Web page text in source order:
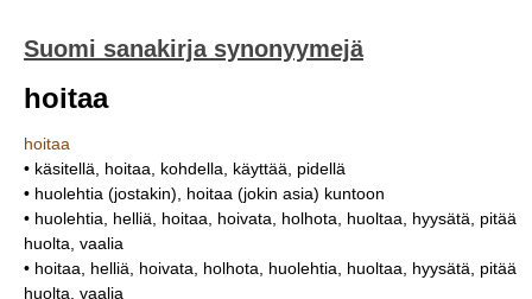
Suomi sanakirja synonyymejä
hoitaa
hoitaa
• käsitellä, hoitaa, kohdella, käyttää, pidellä
• huolehtia (jostakin), hoitaa (jokin asia) kuntoon
• huolehtia, helliä, hoitaa, hoivata, holhota, huoltaa, hyysätä, pitää
huolta, vaalia
• hoitaa, helliä, hoivata, holhota, huolehtia, huoltaa, hyysätä, pitää
huolta, vaalia